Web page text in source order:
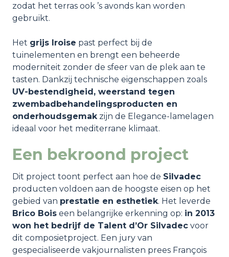
zodat het terras ook ’s avonds kan worden
gebruikt.
Het grijs Iroise past perfect bij de
tuinelementen en brengt een beheerde
moderniteit zonder de sfeer van de plek aan te
tasten. Dankzij technische eigenschappen zoals
UV-bestendigheid, weerstand tegen
zwembadbehandelingsproducten en
onderhoudsgemak zijn de Elegance-lamelagen
ideaal voor het mediterrane klimaat.
Een bekroond project
Dit project toont perfect aan hoe de Silvadec
producten voldoen aan de hoogste eisen op het
gebied van prestatie en esthetiek. Het leverde
Brico Bois een belangrijke erkenning op: in 2013
won het bedrijf de Talent d’Or Silvadec voor
dit composietproject. Een jury van
gespecialiseerde vakjournalisten prees François